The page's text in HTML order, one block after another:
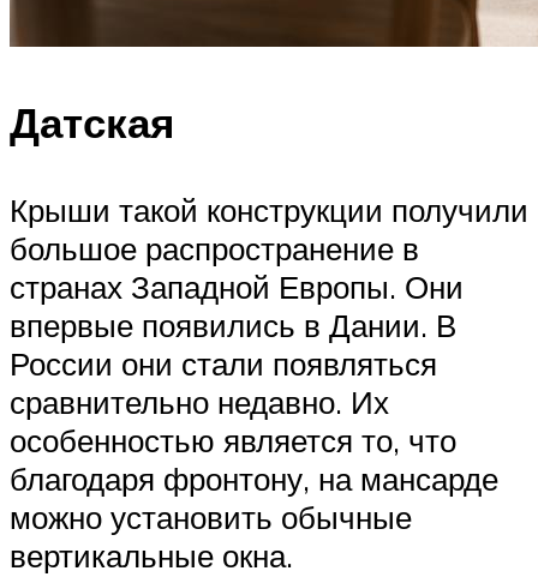
Датская
Крыши такой конструкции получили
большое распространение в
странах Западной Европы. Они
впервые появились в Дании. В
России они стали появляться
сравнительно недавно. Их
особенностью является то, что
благодаря фронтону, на мансарде
можно установить обычные
вертикальные окна.